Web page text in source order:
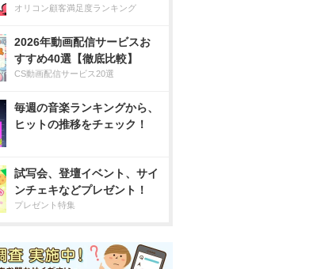
オリコン顧客満足度ランキング
2026年動画配信サービスお
すすめ40選【徹底比較】
CS動画配信サービス20選
毎週の音楽ランキングから、
ヒットの推移をチェック！
試写会、登壇イベント、サイ
ンチェキなどプレゼント！
プレゼント特集